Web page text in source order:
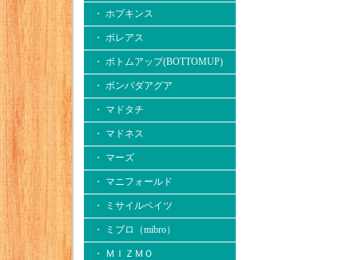
・ ホプキンス
・ ボレアス
・ ボトムアップ(BOTTOMUP)
・ ボンバダアグア
・ マドタチ
・ マドネス
・ マーズ
・ マニフォールド
・ ミサイルベイツ
・ ミブロ（mibro）
・ ＭＩＺＭＯ